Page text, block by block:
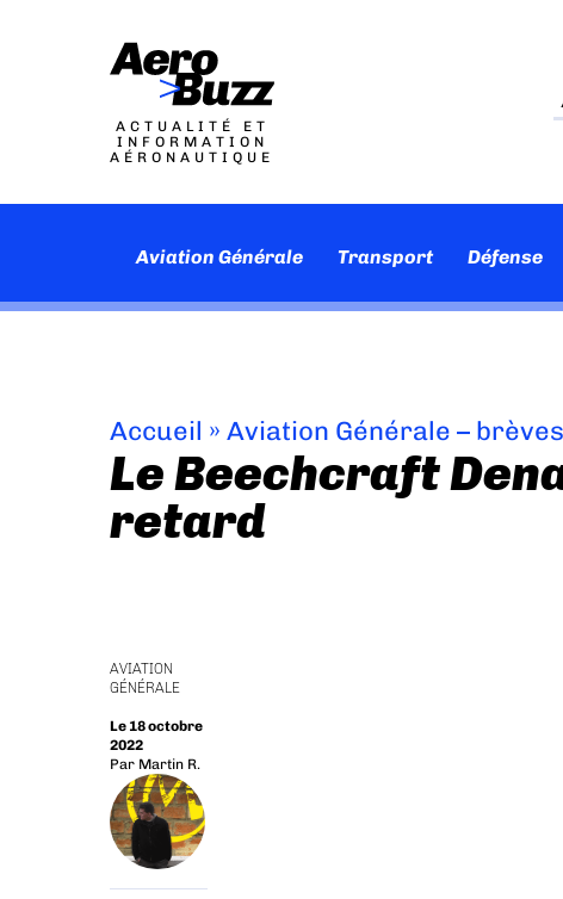
ACTUALITÉ ET
INFORMATION
AÉRONAUTIQUE
Aviation Générale Transport Défense
Accueil » Aviation Générale – brèves
Le Beechcraft
retard
AVIATION
GÉNÉRALE
Le 18 octobre
2022
Par Martin R.